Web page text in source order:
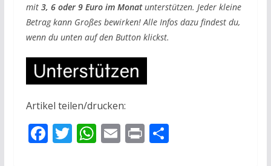
mit 3, 6 oder 9 Euro im Monatunterstützen. Jeder kleine
Betrag kann Großes bewirken! Alle Infos dazu findest du,
wenn du unten auf den Button klickst.
Artikel teilen/drucken:
F
ac
T
w
W
h
E
m
Pr
in
T